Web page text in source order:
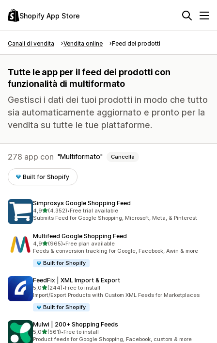
Shopify App Store
Canali di vendita Vendita online Feed dei prodotti
Tutte le app per il feed dei prodotti con
funzionalità di multiformato
Gestisci i dati dei tuoi prodotti in modo che tutto
sia automaticamente aggiornato e pronto per la
vendita su tutte le tue piattaforme.
278 app con Multiformato Cancella
Built for Shopify
Simprosys Google Shopping Feed
4,9stelle su 5
(4.352)
4352 recensioni totali
•Free trial available
Submits Feed for Google Shopping, Microsoft, Meta, & Pinterest
Multifeed Google Shopping Feed
4,9stelle su 5
(965)
965 recensioni totali
•Free plan available
Feeds & conversion tracking for Google, Facebook, Awin & more
Built for Shopify
FeedFix | XML Import & Export
5,0stelle su 5
(244)
244 recensioni totali
•Free to install
Import/Export Products with Custom XML Feeds for Marketplaces
Built for Shopify
Mulwi | 200+ Shopping Feeds
5,0stelle su 5
(561)
561 recensioni totali
•Free to install
Product feeds for Google Shopping, Facebook, custom & more